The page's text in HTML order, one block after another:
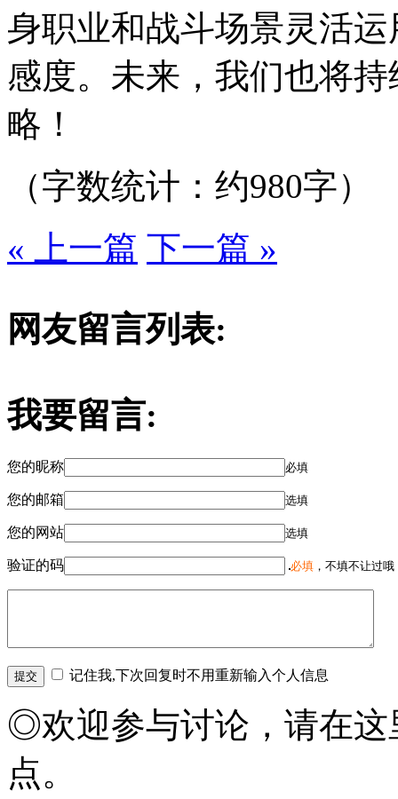
身职业和战斗场景灵活
感度。未来，我们也将
略！
（字数统计：约980字）
« 上一篇 下一篇 »
网友留言列表:
我要留言:
您的昵称 必填
您的邮箱 选填
您的网站 选填
验证的码 必填 ，不填不让过
记住我,下次回复时不用重新输入个人信息
◎欢迎参与讨论，请在这
点。